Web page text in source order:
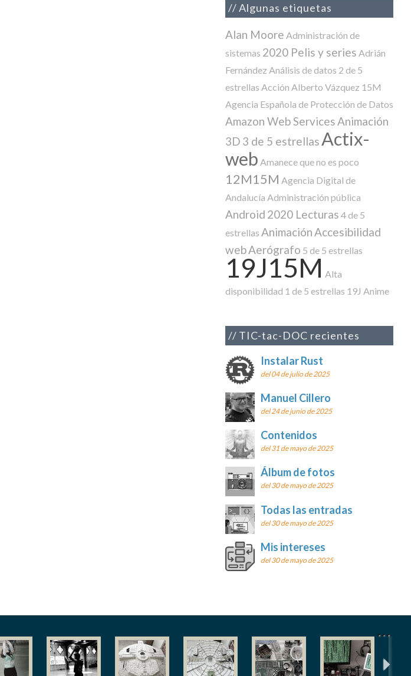
Algunas etiquetas
Alan Moore Administración de
sistemas 2020 Pelis y series Adrián
Fernández Análisis de datos 2 de 5
estrellas Acción Alberto Vázquez 15M
Agencia Española de Protección de Datos
Amazon Web ServicesAnimación
3D 3 de 5 estrellasActix-
web Amanece que no es poco
12M15M Agencia Digital de
Andalucía Administración pública
Android 2020 Lecturas 4 de 5
estrellas AnimaciónAccesibilidad
webAerógrafo 5 de 5 estrellas
19J15M Alta
disponibilidad 1 de 5 estrellas 19J Anime
TIC-tac-DOC recientes
Instalar Rust
del 04 de julio de 2025
Manuel Cillero
del 24 de junio de 2025
Contenidos
del 31 de mayo de 2025
Álbum de fotos
del 30 de mayo de 2025
Todas las entradas
del 30 de mayo de 2025
Mis intereses
del 30 de mayo de 2025